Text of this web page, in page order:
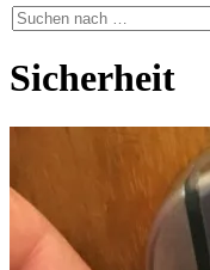
Suchen
nach …
Sicherheit